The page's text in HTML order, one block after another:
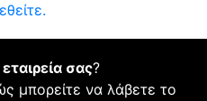
σας?
μπορείτε να λάβετε το